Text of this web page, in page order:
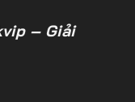
– Giải